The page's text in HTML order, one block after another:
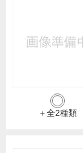
＋全2種類